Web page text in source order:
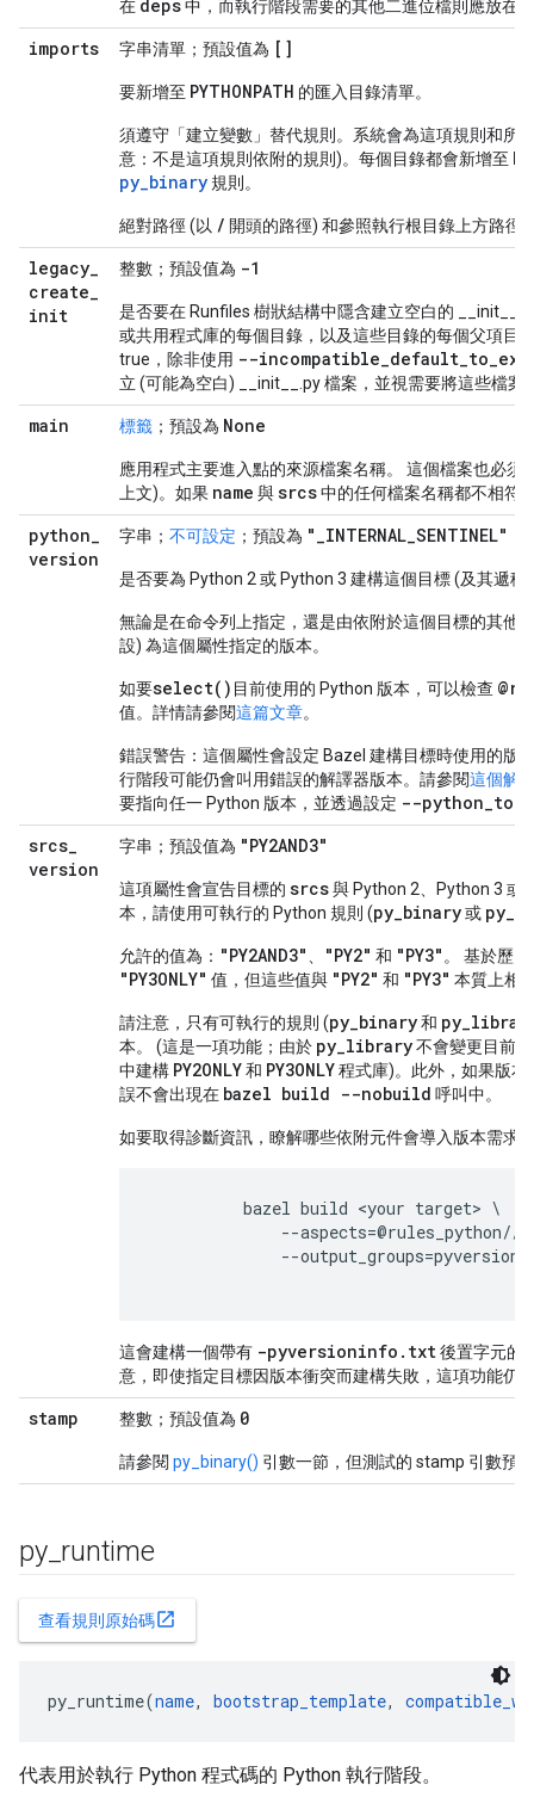
在 deps中，而執行階段需要的其他二進位檔則應放在
imports
字串清單；預設值為 []
要新增至 PYTHONPATH 的匯入目錄清單。
須遵守「建立變數」 替代規則。系統會為這項規則和所
意：不是這項規則依附的規則)。每個目錄都會新增至
py_binary 規則。
絕對路徑 (以 / 開頭的路徑) 和參照執行根目錄上方路徑
legacy_
create_
init
整數；預設值為 -1
是否要在 Runfiles 樹狀結構中隱含建立空白的
或共用程式庫的每個目錄，以及這些目錄的每個父項目
true，除非使用 --incompatible_default_to_
立 (可能為空白) __init__.py 檔案，並視需要將這些檔案
main 標籤 ；預設為 None
應用程式主要進入點的來源檔案名稱。 這個檔案也必須
上文)。如果 name 與srcs中的任何檔案名稱都不相符
python_
version
字串； 不可設定 ；預設為 "_INTERNAL_SENTINEL"
是否要為 Python 2 或 Python 3 建構這個目標 (及其遞移
無論是在命令列上指定，還是由依附於這個目標的其他
設) 為這個屬性指定的版本。
如要select() 目前使用的 Python 版本，可以檢查
值。詳情請參閱這篇文章。
錯誤警告： 這個屬性會設定 Bazel 建構目標時使用的版
行階段可能仍會叫用錯誤的解譯器版本。請參閱這個解
要指向任一 Python 版本，並透過設定 --python_top
srcs_
version
字串；預設值為 "PY2AND3"
這項屬性會宣告目標的 srcs與 Python 2、Python 3 或
本，請使用可執行的 Python 規則 (py_binary或 py_
允許的值為： "PY2AND3" "PY2" 和 "PY3" 。 基於歷
"PY3ONLY" 值，但這些值與 "PY2" 和 "PY3" 本質上相
請注意，只有可執行的規則 (py_binary和
本。 (這是一項功能；由於 py_library不會變更目前
中建構 PY2ONLY和 PY3ONLY程式庫)。此外，如果版
誤不會出現在 bazel build --nobuild 呼叫中。
如要取得診斷資訊，瞭解哪些依附元件會導入版本需求
          bazel build <your target> \
--
--
這會建構一個帶有 -pyversioninfo . txt後置字元的
意，即使指定目標因版本衝突而建構失敗，這項功能仍
stamp 整數；預設值為 0
請參閱 py_binary() 引數一節，但測試的 stamp 引數預
py_ runtime
查看規則原始碼open_in_new
py_runtime(name, bootstrap_template,
代表用於執行 Python 程式碼的 Python 執行階段。